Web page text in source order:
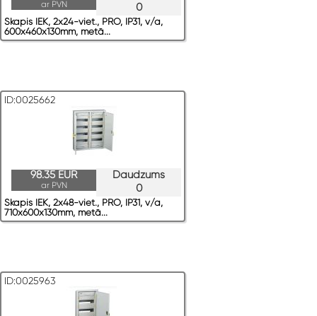
0
ar PVN
Skapis IEK, 2x24-viet., PRO, IP31, v/a,
600x460x130mm, metā...
ID:0025662
Daudzums
0
98.35 EUR
ar PVN
Skapis IEK, 2x48-viet., PRO, IP31, v/a,
710x600x130mm, metā...
ID:0025963